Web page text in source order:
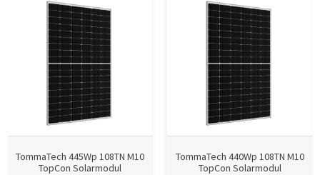
TommaTech 445Wp 108TN M10
TopCon Solarmodul
TommaTech 440Wp 108TN M10
TopCon Solarmodul